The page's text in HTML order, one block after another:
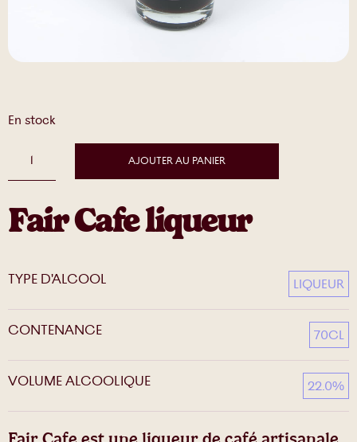
En stock
AJOUTER AU PANIER
Fair Cafe liqueur
TYPE D'ALCOOL LIQUEUR
CONTENANCE 70CL
VOLUME ALCOOLIQUE 22.0%